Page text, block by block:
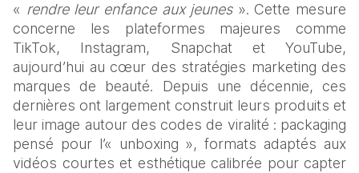
« rendre leur enfance aux jeunes ». Cette mesure
concerne les plateformes majeures comme
TikTok, Instagram, Snapchat et YouTube,
aujourd’hui au cœur des stratégies marketing des
marques de beauté. Depuis une décennie, ces
dernières ont largement construit leurs produits et
leur image autour des codes de viralité : packaging
pensé pour l’« unboxing », formats adaptés aux
vidéos courtes et esthétique calibrée pour capter